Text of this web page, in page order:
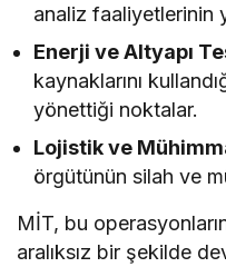
analiz faaliyetlerinin
Enerji ve Altyapı
kaynaklarını
yönettiği noktalar.
Lojistik ve
örgütünün silah ve
MİT, bu
aralıksız bir şekilde